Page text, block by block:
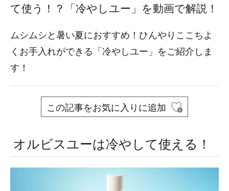
て使う！？「冷やしユー」を動画で解説！
ムシムシと暑い夏におすすめ！ひんやりここちよ
くお手入れができる「冷やしユー」をご紹介しま
す！
この記事をお気に入りに追加
オルビスユーは冷やして使える！